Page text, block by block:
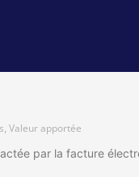
,Valeur apportée
par la facture